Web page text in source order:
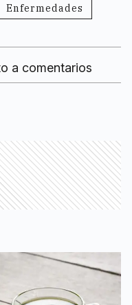
Enfermedades
a comentarios